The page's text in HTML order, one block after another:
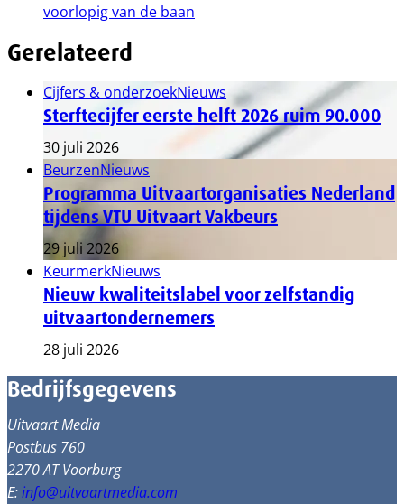
voorlopig van de baan
Gerelateerd
Cijfers & onderzoekNieuws
Sterftecijfer eerste helft 2026 ruim 90.000
30 juli 2026
BeurzenNieuws
Programma Uitvaartorganisaties Nederland
tijdens VTU Uitvaart Vakbeurs
29 juli 2026
KeurmerkNieuws
Nieuw kwaliteitslabel voor zelfstandig
uitvaartondernemers
28 juli 2026
Bedrijfsgegevens
Uitvaart Media
Postbus 760
2270 AT Voorburg
E:info@uitvaartmedia.com